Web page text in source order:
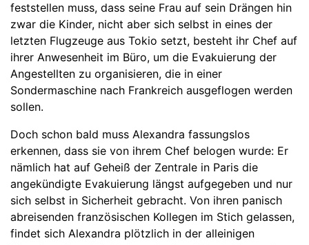
feststellen muss, dass seine Frau auf sein Drängen hin
zwar die Kinder, nicht aber sich selbst in eines der
letzten Flugzeuge aus Tokio setzt, besteht ihr Chef auf
ihrer Anwesenheit im Büro, um die Evakuierung der
Angestellten zu organisieren, die in einer
Sondermaschine nach Frankreich ausgeflogen werden
sollen.
Doch schon bald muss Alexandra fassungslos
erkennen, dass sie von ihrem Chef belogen wurde: Er
nämlich hat auf Geheiß der Zentrale in Paris die
angekündigte Evakuierung längst aufgegeben und nur
sich selbst in Sicherheit gebracht. Von ihren panisch
abreisenden französischen Kollegen im Stich gelassen,
findet sich Alexandra plötzlich in der alleinigen